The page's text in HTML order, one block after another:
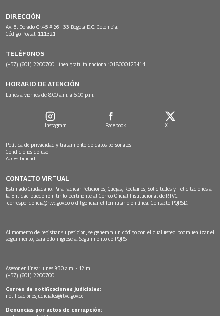
DIRECCIÓN
Av. El Dorado Cr.45 # 26 - 33 Bogotá D.C. Colombia.
Código Postal: 111321
TELÉFONOS
(+57) (601) 2200700. Línea gratuita nacional: 018000123414
HORARIO DE ATENCIÓN
Lunes a viernes de 8:00 a.m. a 5:00 p.m.
Instagram Facebook X
Política de privacidad y tratamiento de datos personales
Condiciones de uso
Accesibilidad
CONTACTO VIRTUAL
Estimado Ciudadano: Para radicar Peticiones, Quejas, Reclamos, Solicitudes y Felicitaciones a
la Entidad puede remitir lo pertinente al Correo Oficial Institucional de RTVC
correspondencia@rtvc.gov.co o diligenciar el formulario en línea: Contacto PQRSD.
Al momento de registrar su petición, se generará un código con el cual usted podrá realizar el
seguimiento, para ello, ingrese a: Seguimiento de PQRS
Asesor en línea: lunes 9:30 a.m. - 12 m
(+57) (601) 2200700
Correo de notificaciones judiciales:
notificacionesjudiciales@rtvc.gov.co
Denuncias por actos de corrupción: